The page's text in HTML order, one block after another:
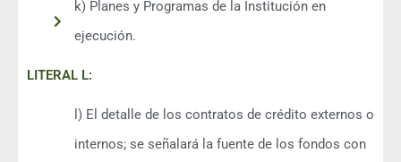
k) Planes y Programas de la Institución en
ejecución.
LITERAL L:
l) El detalle de los contratos de crédito externos o
internos; se señalará la fuente de los fondos con